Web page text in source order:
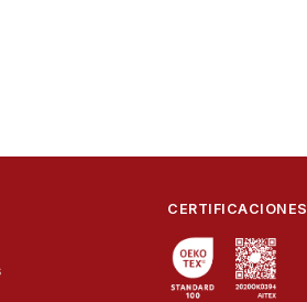
CERTIFICACIONES